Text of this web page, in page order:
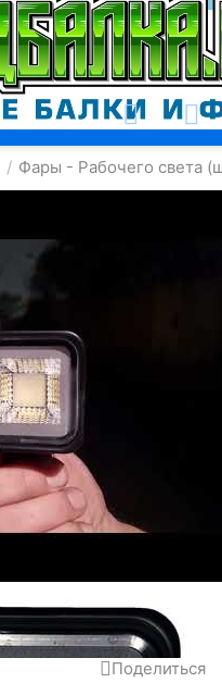
/ Фары - Рабочего света
Поделиться